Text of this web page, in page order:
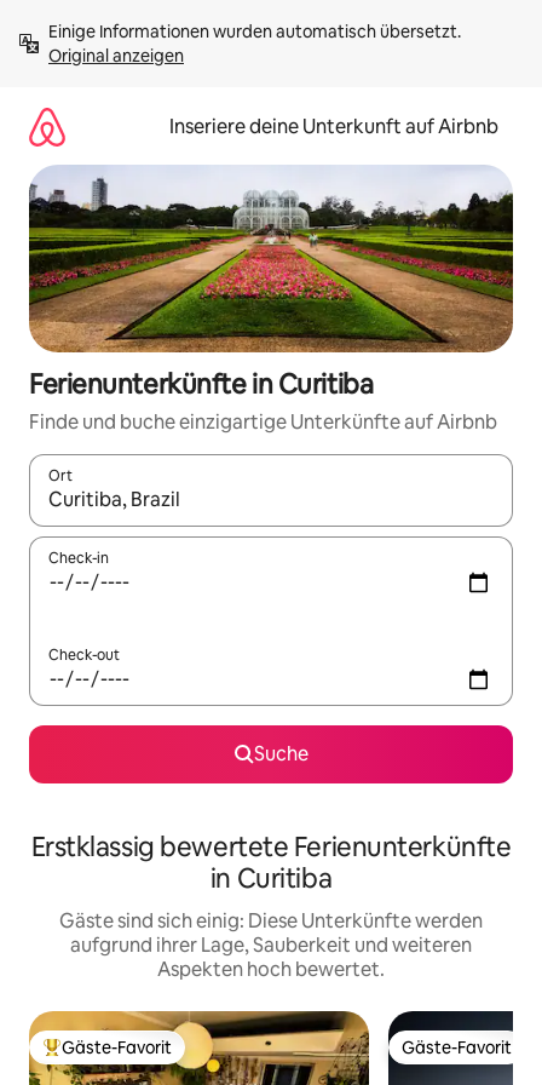
Inhalten
springenOriginal anzeigen
Inseriere deine Unterkunft auf Airbnb
Ferienunterkünfte in Curitiba
Finde und buche einzigartige Unterkünfte auf Airbnb
Ort
Wenn Ergebnisse verfügbar sind, navigiere mit den
Check-in
Check-out
Suche
Erstklassig bewertete Ferienunterkünfte
in Curitiba
Gäste sind sich einig: Diese Unterkünfte werden
aufgrund ihrer Lage, Sauberkeit und weiteren
Aspekten hoch bewertet.
Beliebter Gäste-Favorit.
Gäste-Favorit Gäste-Favorit
Gäste-Favorit